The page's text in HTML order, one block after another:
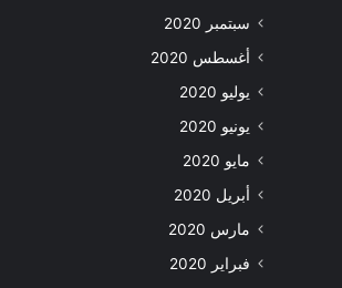
سبتمبر 2020
أغسطس 2020
يوليو 2020
يونيو 2020
مايو 2020
أبريل 2020
مارس 2020
فبراير 2020